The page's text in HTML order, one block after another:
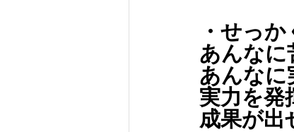
・せっ
あんなに
あんなに
実力を発
成果が出